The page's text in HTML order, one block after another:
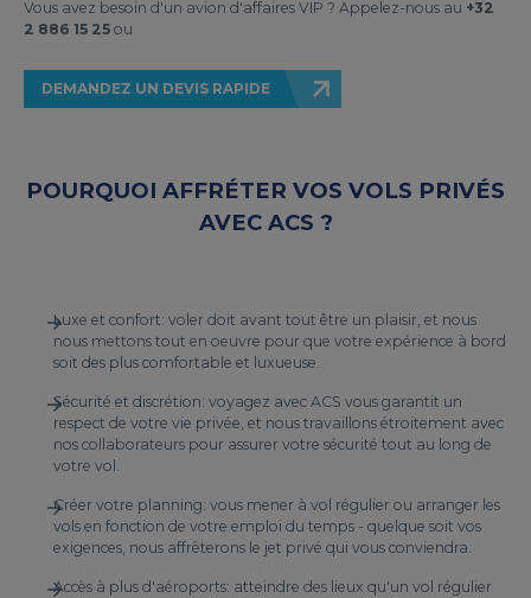
Vous avez besoin d'un avion d'affaires VIP ? Appelez-nous au +32
2 886 15 25 ou
DEMANDEZ UN DEVIS RAPIDE
POURQUOI AFFRÉTER VOS VOLS PRIVÉS
AVEC ACS ?
Luxe et confort: voler doit avant tout être un plaisir, et nous
nous mettons tout en oeuvre pour que votre expérience à bord
soit des plus comfortable et luxueuse.
Sécurité et discrétion: voyagez avec ACS vous garantit un
respect de votre vie privée, et nous travaillons étroitement avec
nos collaborateurs pour assurer votre sécurité tout au long de
votre vol.
Créer votre planning: vous mener à vol régulier ou arranger les
vols en fonction de votre emploi du temps - quelque soit vos
exigences, nous affrèterons le jet privé qui vous conviendra.
Accès à plus d'aéroports: atteindre des lieux qu'un vol régulier